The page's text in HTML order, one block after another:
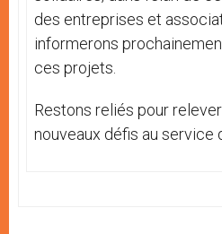
des entreprises et
informerons
ces projets.
Restons reliés pour
nouveaux défis au service